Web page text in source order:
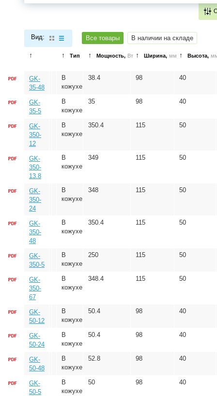
Вид: Все товары В наличии на складе
↑ ↑ Тип ↑ Мощность, Вт ↑ Ширина, мм ↑ Высота,
GK-
35-48
В
кожухе
38.4 98 40
GK-
35-5
В
кожухе
35 98 40
GK-
350-
12
В
кожухе
350.4 115 50
GK-
350-
13.8
В
кожухе
349 115 50
GK-
350-
24
В
кожухе
348 115 50
GK-
350-
48
В
кожухе
350.4 115 50
GK-
350-5
В
кожухе
250 115 50
GK-
350-
67
В
кожухе
348.4 115 50
GK-
50-12
В
кожухе
50.4 98 40
GK-
50-24
В
кожухе
50.4 98 40
GK-
50-48
В
кожухе
52.8 98 40
GK-
50-5
В
кожухе
50 98 40